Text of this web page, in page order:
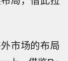
市场的布局